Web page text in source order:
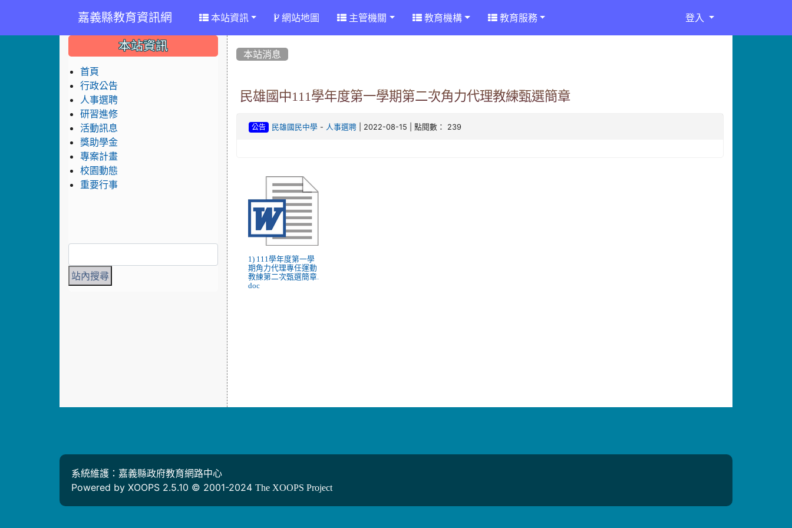
嘉義縣教育資訊網 本站資訊 網站地圖 主管機關 教育機構 教育服務 登入
本站消息
民雄國中111學年度第一學期第二次角力代理教練甄選簡章
公告 民雄國民中學 - 人事選聘 | 2022-08-15 | 點閱數： 239
1) 111學年度第一學
期角力代理專任運動
教練第二次甄選簡章.
doc
::: 本站資訊
首頁
行政公告
人事選聘
研習進修
活動訊息
獎助學金
專案計畫
校園動態
重要行事
系統維護：嘉義縣政府教育網路中心
Powered by XOOPS 2.5.10 © 2001-2024 The XOOPS Project